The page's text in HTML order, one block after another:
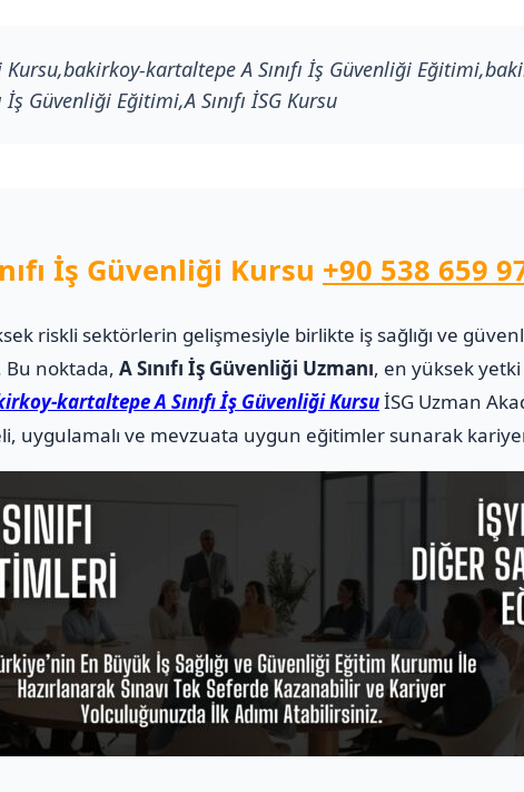
kartaltepe A Sınıfı İş Güvenliği
İş Güvenliği Eğitimi,A Sınıfı İSG Kursu
İş Güvenliği Kursu +90 538 659
riskli sektörlerin gelişmesiyle birlikte iş sağlığı ve
Bu noktada, A Sınıfı İş Güvenliği Uzmanı, en yüksek
kartaltepe A Sınıfı İş Güvenliği KursuİSG Uzman
uygulamalı ve mevzuata uygun eğitimler sunarak